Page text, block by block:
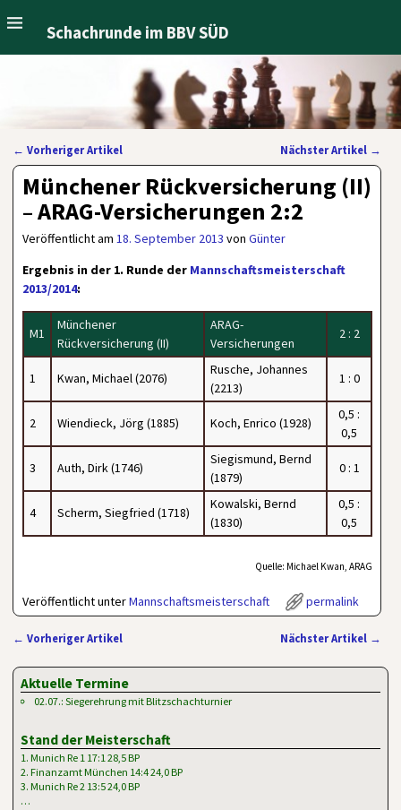
Schachrunde im BBV SÜD
Artikelnavigation
← Vorheriger Artikel Nächster Artikel →
Münchener Rückversicherung (II)
– ARAG-Versicherungen 2:2
Veröffentlicht am18. September 2013 vonGünter
Ergebnis in der 1. Runde der Mannschaftsmeisterschaft
2013/2014:
M1
Münchener
Rückversicherung (II)
ARAG-
Versicherungen
2 : 2
1 Kwan, Michael (2076)
Rusche, Johannes
(2213)
1 : 0
2 Wiendieck, Jörg (1885) Koch, Enrico (1928)
0,5 :
0,5
3 Auth, Dirk (1746)
Siegismund, Bernd
(1879)
0 : 1
4 Scherm, Siegfried (1718)
Kowalski, Bernd
(1830)
0,5 :
0,5
Quelle: Michael Kwan, ARAG
Veröffentlicht unterMannschaftsmeisterschaft permalink
← Vorheriger Artikel Nächster Artikel →
Aktuelle Termine
02.07.: Siegerehrung mit Blitzschachturnier
Stand der Meisterschaft
1. Munich Re 1 17:1 28,5 BP
2. Finanzamt München 14:4 24,0 BP
3. Munich Re 2 13:5 24,0 BP
…